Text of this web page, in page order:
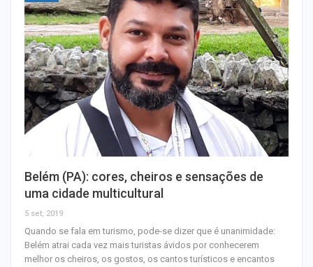
Belém (PA): cores, cheiros e sensações de
uma cidade multicultural
5 set, 2019
Quando se fala em turismo, pode-se dizer que é unanimidade:
Belém atrai cada vez mais turistas ávidos por conhecerem
melhor os cheiros, os gostos, os cantos turísticos e encantos